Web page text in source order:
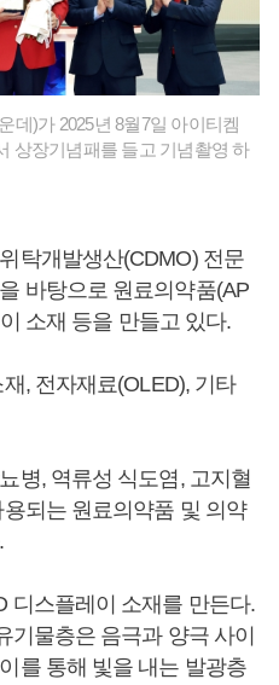
데)가 2025년 8월7일 아이티켐
상장기념패를 들고 기념촬영 하
탁개발생산(CDMO) 전문
바탕으로 원료의약품(AP
소재 등을 만들고 있다.
, 전자재료(OLED), 기타
병, 역류성 식도염, 고지혈
되는 원료의약품 및 의약
디스플레이 소재를 만든다.
기물층은 음극과 양극 사이
를 통해 빛을 내는 발광층